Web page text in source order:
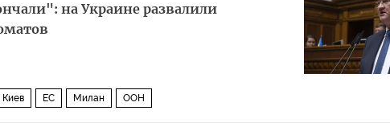
на Украине развалили
Киев ЕС Милан ООН